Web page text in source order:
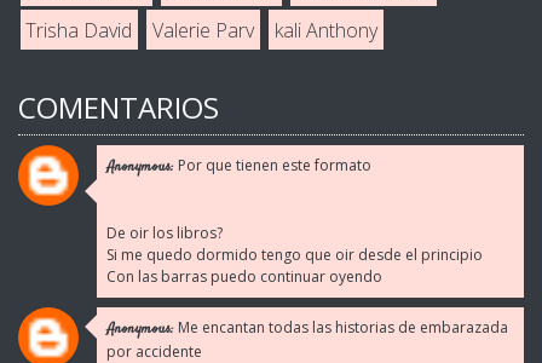
Trisha David
Valerie Parv kali Anthony
COMENTARIOS
Anonymous: Por que tienen este formato
De oir los libros?
Si me quedo dormido tengo que oir desde el principio
Con las barras puedo continuar oyendo
Anonymous: Me encantan todas las historias de embarazada
por accidente